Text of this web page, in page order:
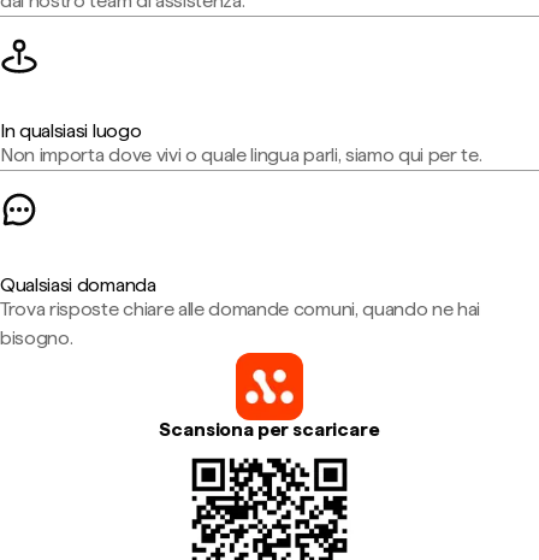
In qualsiasi luogo
Non importa dove vivi o quale lingua parli, siamo qui per te.
Qualsiasi domanda
Trova risposte chiare alle domande comuni, quando ne hai
bisogno.
Scansiona per scaricare